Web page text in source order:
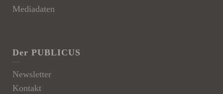
Mediadaten
Der PUBLICUS
Newsletter
Kontakt